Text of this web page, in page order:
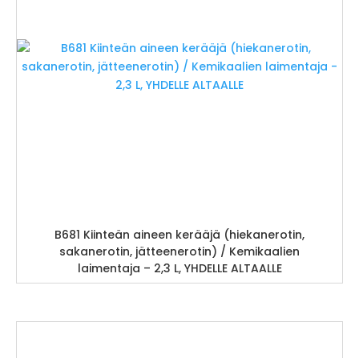
B681 Kiinteän aineen kerääjä (hiekanerotin,
sakanerotin, jätteenerotin) / Kemikaalien
laimentaja – 2,3 L, YHDELLE ALTAALLE